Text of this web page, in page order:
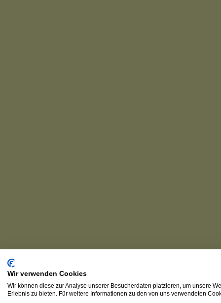
Wir verwenden Cookies
Wir können diese zur Analyse unserer Besucherdaten platzieren, um unsere
Erlebnis zu bieten. Für weitere Informationen zu den von uns verwendeten